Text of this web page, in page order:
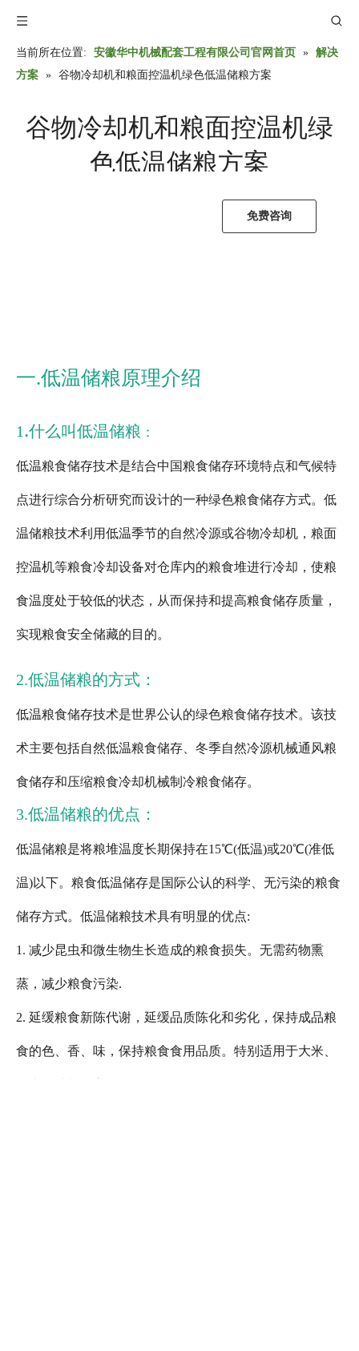
当前所在位置: 安徽华中机械配套工程有限公司官网首页 » 解决
方案 » 谷物冷却机和粮面控温机绿色低温储粮方案
谷物冷却机和粮面控温机绿
色低温储粮方案
免费咨询
一.低温储粮原理介绍
1.什么叫低温储粮 ：
低温粮食储存技术是结合中国粮食储存环境特点和气候特
点进行综合分析研究而设计的一种绿色粮食储存方式。低
温储粮技术利用低温季节的自然冷源或谷物冷却机，粮面
控温机等粮食冷却设备对仓库内的粮食堆进行冷却，使粮
食温度处于较低的状态，从而保持和提高粮食储存质量，
实现粮食安全储藏的目的。
2.低温储粮的方式：
低温粮食储存技术是世界公认的绿色粮食储存技术。该技
术主要包括自然低温粮食储存、冬季自然冷源机械通风粮
食储存和压缩粮食冷却机械制冷粮食储存。
3.低温储粮的优点：
低温储粮是将粮堆温度长期保持在15℃(低温)或20℃(准低
温)以下。粮食低温储存是国际公认的科学、无污染的粮食
储存方式。低温储粮技术具有明显的优点:
1. 减少昆虫和微生物生长造成的粮食损失。无需药物熏
蒸，减少粮食污染.
2. 延缓粮食新陈代谢，延缓品质陈化和劣化，保持成品粮
食的色、香、味，保持粮食食用品质。特别适用于大米、